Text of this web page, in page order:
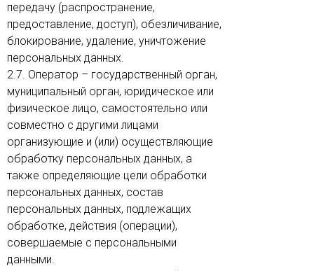
передачу (распространение,
предоставление, доступ), обезличивание,
блокирование, удаление, уничтожение
персональных данных.
2.7. Оператор – государственный орган,
муниципальный орган, юридическое или
физическое лицо, самостоятельно или
совместно с другими лицами
организующие и (или) осуществляющие
обработку персональных данных, а
также определяющие цели обработки
персональных данных, состав
персональных данных, подлежащих
обработке, действия (операции),
совершаемые с персональными
данными.